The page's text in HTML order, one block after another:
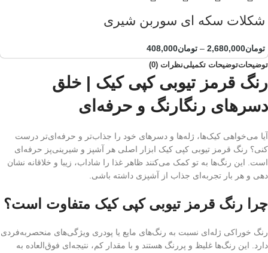
شکلات سکه ای سوربن شیری
تومان2,680,000
– تومان408,000
توضیحاتتوضیحات تکمیلینظرات (0)
رنگ قرمز تیوبی کپی کیک | خلق
دسرهای رنگارنگ و حرفه‌ای
آیا می‌خواهی کیک‌ها، ژله‌ها و دسرهای خود را جذاب‌تر و حرفه‌ای‌تر درست
کنی؟ رنگ قرمز تیوبی کپی کیک ابزار اصلی هر آشپز و شیرینی‌پز حرفه‌ای
است. این رنگ‌ها به تو کمک می‌کنند ظاهر غذا را شاداب، زیبا و خلاقانه نشان
دهی و هر بار تجربه‌ای جذاب از آشپزی داشته باشی.
چرا رنگ قرمز تیوبی کپی کیک متفاوت است؟
رنگ خوراکی ژله‌ای نسبت به رنگ‌های مایع یا پودری ویژگی‌های منحصربه‌فردی
دارد. این رنگ‌ها غلیظ و پررنگ هستند و با مقدار کم، نتیجه‌ای فوق‌العاده به